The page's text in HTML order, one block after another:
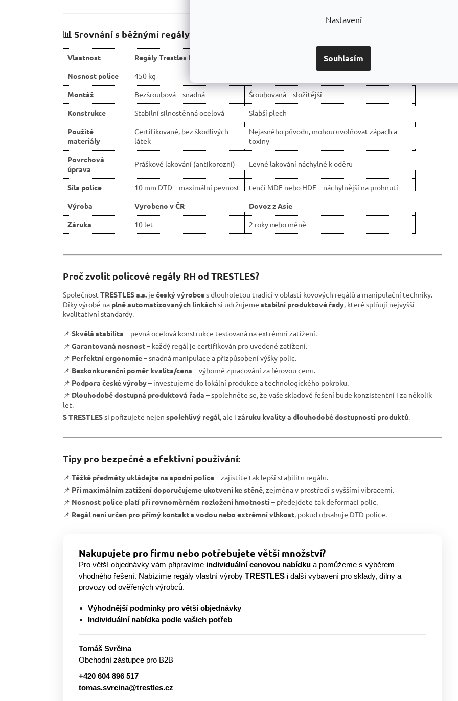
Nastavení
Souhlasím
📊 Srovnání s běžnými regály na trhu:
Vlastnost Regály Trestles RH 🏆
Nosnost police
450 kg
Montáž
Bezšroubová – snadná
Šroubovaná – složitější
Konstrukce
Stabilní silnostěnná ocelová
Slabší plech
Použité
materiály
Certifikované, bez škodlivých
látek
Nejasného původu, mohou uvolňovat zápach a
toxiny
Povrchová
úprava
Práškové lakování (antikorozní) Levné lakování náchylné k oděru
Síla police 10 mm DTD – maximální pevnost
tenčí MDF nebo HDF – náchylnější na prohnutí
Výroba
Vyrobeno v ČR
Dovoz z Asie
Záruka
10 let 2 roky nebo méně
Proč zvolit policové regály RH od TRESTLES?
Společnost TRESTLES a.s. je český výrobces dlouholetou tradicí v oblasti kovových regálů a manipulační techniky.
Díky výrobě na plně automatizovaných linkáchsi udržujeme stabilní produktové řady, které splňují nejvyšší
kvalitativní standardy.
📌 Skvělá stabilita – pevná ocelová konstrukce testovaná na extrémní zatížení.
📌 Garantovaná nosnost– každý regál je certifikován pro uvedené zatížení.
📌 Perfektní ergonomie– snadná manipulace a přizpůsobení výšky polic.
📌 Bezkonkurenční poměr kvalita/cena – výborné zpracování za férovou cenu.
📌 Podpora české výroby– investujeme do lokální produkce a technologického pokroku.
📌 Dlouhodobě dostupná produktová řada – spolehněte se, že vaše skladové řešení bude konzistentní i za několik
let.
S TRESTLESsi pořizujete nejen spolehlivý regál, ale i záruku kvality a dlouhodobé dostupnosti produktů.
Tipy pro bezpečné a efektivní používání:
📌 Těžké předměty ukládejte na spodní police– zajistíte tak lepší stabilitu regálu.
📌 Při maximálním zatížení doporučujeme ukotvení ke stěně, zejména v prostředí s vyššími vibracemi.
📌 Nosnost police platí při rovnoměrném rozložení hmotnosti – předejdete tak deformaci polic.
📌 Regál není určen pro přímý kontakt s vodou nebo extrémní vlhkost, pokud obsahuje DTD police.
Nakupujete pro firmu nebo potřebujete větší množství?
Pro větší objednávky vám připravíme individuální cenovou nabídku a pomůžeme s výběrem
vhodného řešení. Nabízíme regály vlastní výroby TRESTLES i další vybavení pro sklady, dílny a
provozy od ověřených výrobců.
Výhodnější podmínky pro větší objednávky
Individuální nabídka podle vašich potřeb
Tomáš Svrčina
Obchodní zástupce pro B2B
+420 604 896 517
tomas.svrcina@trestles.cz